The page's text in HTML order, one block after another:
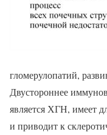
гломерулопатий,
Двустороннее
является ХГН, имеет
и приводит к